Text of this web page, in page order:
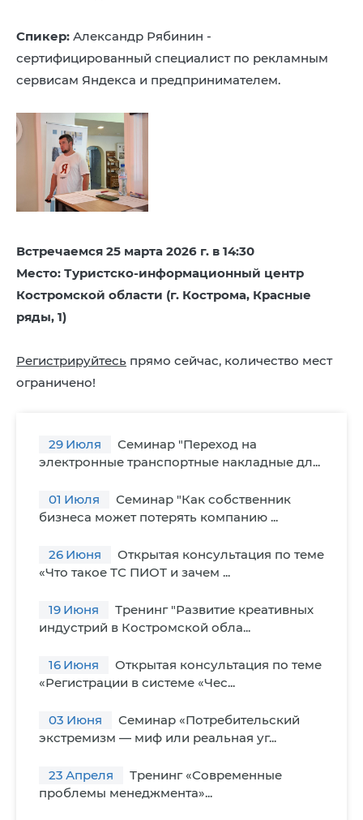
Спикер: Александр Рябинин -
сертифицированный специалист по рекламным
сервисам Яндекса и предпринимателем.
Встречаемся 25 марта 2026 г. в 14:30
Место: Туристско-информационный центр
Костромской области (г. Кострома, Красные
ряды, 1)
Регистрируйтесь прямо сейчас, количество мест
ограничено!
29 Июля
Семинар "Переход на
электронные транспортные накладные дл...
01 Июля
Семинар "Как собственник
бизнеса может потерять компанию ...
26 Июня
Открытая консультация по теме
«Что такое ТС ПИОТ и зачем ...
19 Июня
Тренинг "Развитие креативных
индустрий в Костромской обла...
16 Июня
Открытая консультация по теме
«Регистрации в системе «Чес...
03 Июня
Семинар «Потребительский
экстремизм — миф или реальная уг...
23 Апреля
Тренинг «Современные
проблемы менеджмента»...